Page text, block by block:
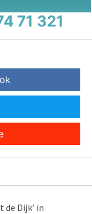
71 321
de Dijk’ in